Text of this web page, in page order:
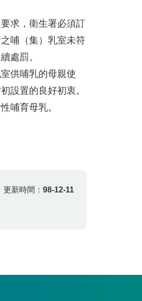
求，衛生署必須訂
哺（集）乳室未符
處罰。
供哺乳的母親使
設置的良好初衷。
哺育母乳。
更新時間： 98-12-11